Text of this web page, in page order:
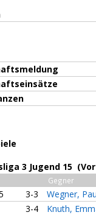
3 Jugend 15
Gegner
3-3
Wegner,
3-4
Knuth,